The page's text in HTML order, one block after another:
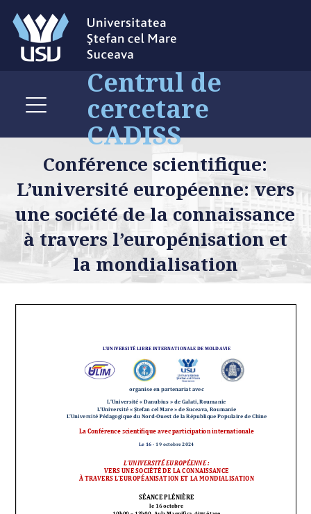
Centrul de
cercetare
CADISS
Conférence scientifique:
L’université européenne: vers
une société de la connaissance
à travers l’europénisation et
la mondialisation